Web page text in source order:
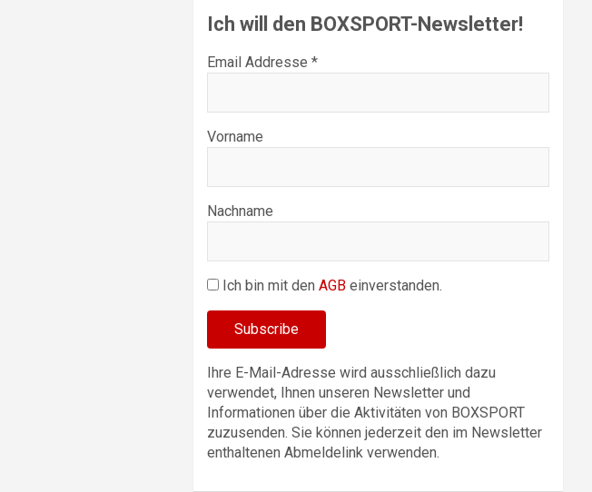
Ich will den BOXSPORT-Newsletter!
Email Addresse *
Vorname
Nachname
Ich bin mit denAGB einverstanden.
Ihre E-Mail-Adresse wird ausschließlich dazu
verwendet, Ihnen unseren Newsletter und
Informationen über die Aktivitäten von BOXSPORT
zuzusenden. Sie können jederzeit den im Newsletter
enthaltenen Abmeldelink verwenden.